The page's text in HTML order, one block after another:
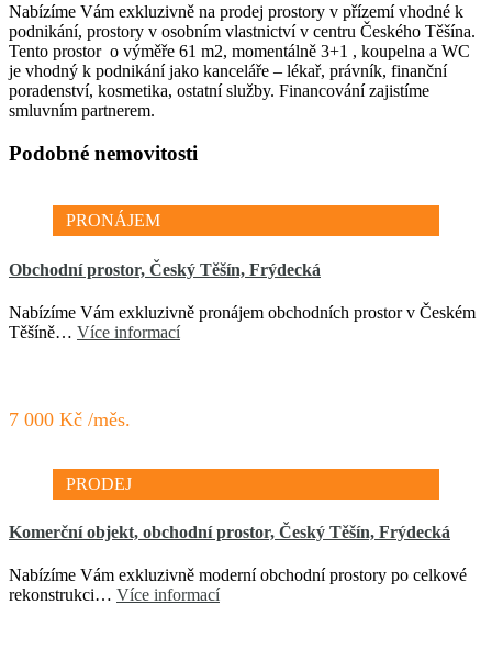
Nabízíme Vám exkluzivně na prodej prostory v přízemí vhodné k
podnikání, prostory v osobním vlastnictví v centru Českého Těšína.
Tento prostor o výměře 61 m2, momentálně 3+1 , koupelna a WC
je vhodný k podnikání jako kanceláře – lékař, právník, finanční
poradenství, kosmetika, ostatní služby. Financování zajistíme
smluvním partnerem.
Podobné nemovitosti
PRONÁJEM
Obchodní prostor, Český Těšín, Frýdecká
Nabízíme Vám exkluzivně pronájem obchodních prostor v Českém
Těšíně… Více informací
7 000 Kč /měs.
PRODEJ
Komerční objekt, obchodní prostor, Český Těšín, Frýdecká
Nabízíme Vám exkluzivně moderní obchodní prostory po celkové
rekonstrukci… Více informací